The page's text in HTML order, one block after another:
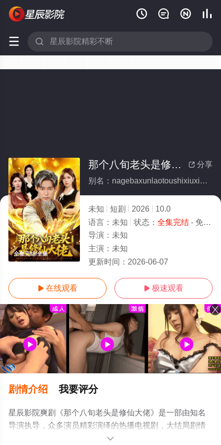
   
 
全集完结/全集
 分享
那个八旬老头是修仙大佬(全集)
别名：nagebaxunlaotoushixiuxiandalao
未知 短剧 2026
10.0
语言： 未知 状态： 全集完结- 免费在线观看
导演： 未知
主演： 未知
更新时间： 2026-06-07
 在线观看  极速观看
剧情介绍 我要评分
星辰影院爽剧《那个八旬老头是修仙大佬》是一部由知名
导演执导，众多演员精彩演绎的热播电视剧，大结局剧情
已揭晓（全集完结），手机免费观看高清无删减完整版电
